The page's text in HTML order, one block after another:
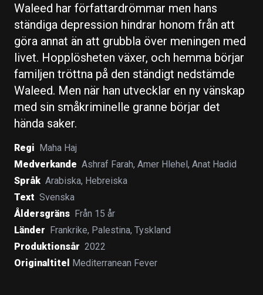
Waleed har författardrömmar men hans
ständiga depression hindrar honom från att
göra annat än att grubbla över meningen med
livet. Hopplösheten växer, och hemma börjar
familjen tröttna på den ständigt nedstämde
Waleed. Men när han utvecklar en ny vänskap
med sin småkriminelle granne börjar det
hända saker.
Regi Maha Haj
Medverkande Ashraf Farah, Amer Hlehel, Anat Hadid
Språk Arabiska, Hebreiska
Text Svenska
Åldersgräns Från 15 år
Länder Frankrike, Palestina, Tyskland
Produktionsår 2022
Originaltitel Mediterranean Fever